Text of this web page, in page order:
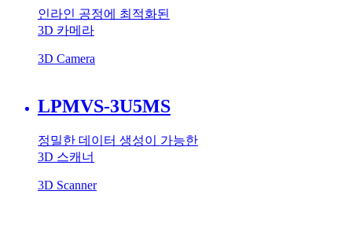
인라인 공정에 최적화된
3D 카메라
3D Camera
LPMVS-3U5MS
정밀한 데이터 생성이 가능한
3D 스캐너
3D Scanner